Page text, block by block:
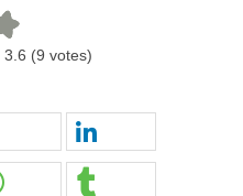
3.6 (9 votes)